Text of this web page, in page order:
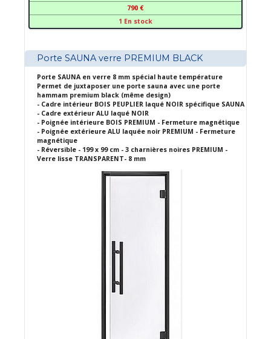
790 €
1 En stock
Porte SAUNA verre PREMIUM BLACK
Porte SAUNA en verre 8 mm spécial haute température
Permet de juxtaposer une porte sauna avec une porte
hammam premium black (même design)
- Cadre intérieur BOIS PEUPLIER laqué NOIR spécifique SAUNA
- Cadre extérieur ALU laqué NOIR
- Poignée intérieure BOIS PREMIUM - Fermeture magnétique
- Poignée extérieure ALU laquée noir PREMIUM - Fermeture
magnétique
- Réversible - 199 x 99 cm - 3 charnières noires PREMIUM -
Verre lisse TRANSPARENT- 8 mm